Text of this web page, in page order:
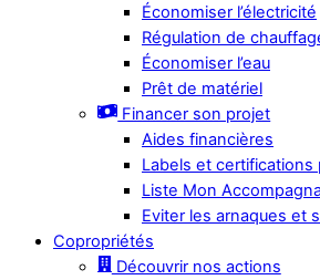
Économiser l’électricité
Régulation de
Économiser l’eau
Prêt de matériel
Financer son projet
Aides financières
Labels et
Liste Mon
Eviter les arnaques et
Copropriétés
Découvrir nos actions